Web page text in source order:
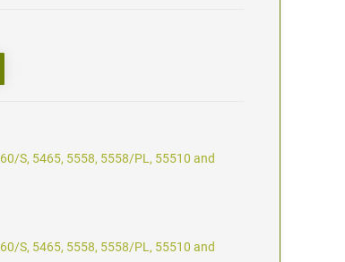
S, 5465, 5558, 5558/PL, 55510 and
S, 5465, 5558, 5558/PL, 55510 and